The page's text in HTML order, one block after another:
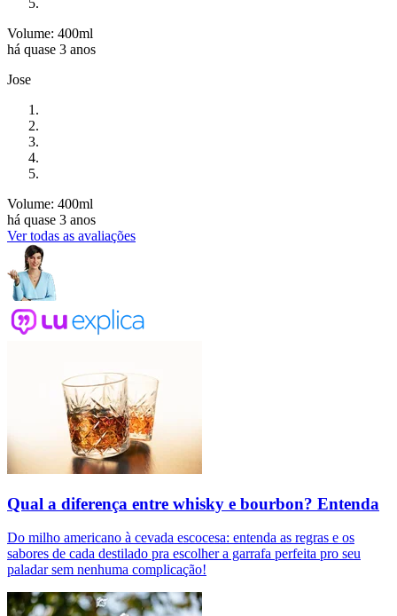
Volume: 400ml
há quase 3 anos
Jose
Volume: 400ml
há quase 3 anos
Ver todas as avaliações
Qual a diferença entre whisky e bourbon? Entenda
Do milho americano à cevada escocesa: entenda as regras e os
sabores de cada destilado pra escolher a garrafa perfeita pro seu
paladar sem nenhuma complicação!